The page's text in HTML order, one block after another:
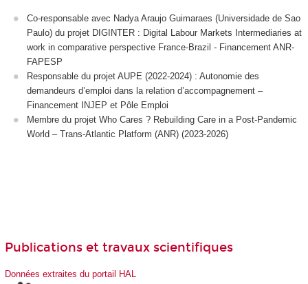
Co-responsable avec Nadya Araujo Guimaraes (Universidade de Sao
Paulo) du projet DIGINTER : Digital Labour Markets Intermediaries at
work in comparative perspective France-Brazil - Financement ANR-
FAPESP
Responsable du projet AUPE (2022-2024) : Autonomie des
demandeurs d’emploi dans la relation d’accompagnement –
Financement INJEP et Pôle Emploi
Membre du projet Who Cares ? Rebuilding Care in a Post-Pandemic
World – Trans-Atlantic Platform (ANR) (2023-2026)
Publications et travaux scientifiques
Données extraites du portail HAL